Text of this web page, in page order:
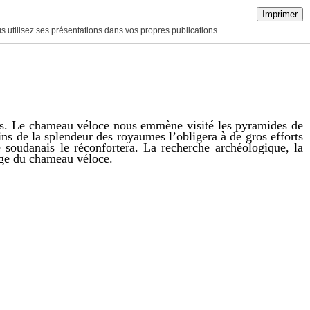
Imprimer
utilisez ses présentations dans vos propres publications.
Le chameau véloce nous emmène visité les pyramides de
de la splendeur des royaumes l’obligera à de gros efforts
le réconfortera. La recherche archéologique, la
du chameau véloce.